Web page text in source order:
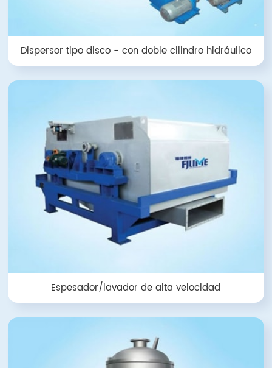
Dispersor tipo disco - con doble cilindro hidráulico
Espesador/lavador de alta velocidad